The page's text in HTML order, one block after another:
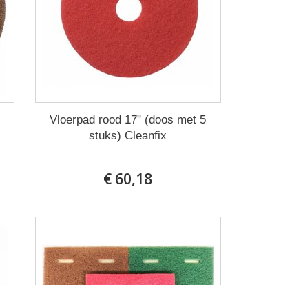
Vloerpad rood 17" (doos met 5
stuks) Cleanfix
€ 60,18